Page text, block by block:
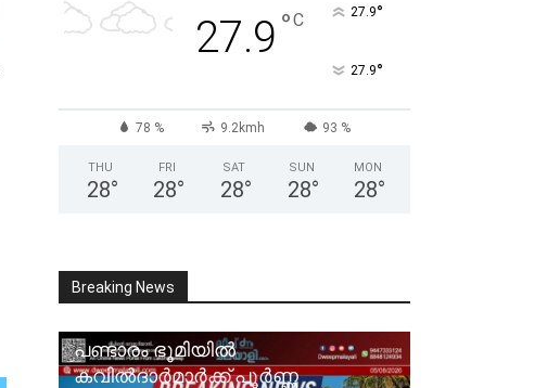
27.9 °C 27.9°
27.9°
78 % 9.2kmh 93 %
THU
28°
FRI
28°
SAT
28°
SUN
28°
MON
28°
Breaking News
പണ്ടാരം ഭൂമിയിൽ
കവിൽദാർമാർക്ക് പൂർണ്ണ